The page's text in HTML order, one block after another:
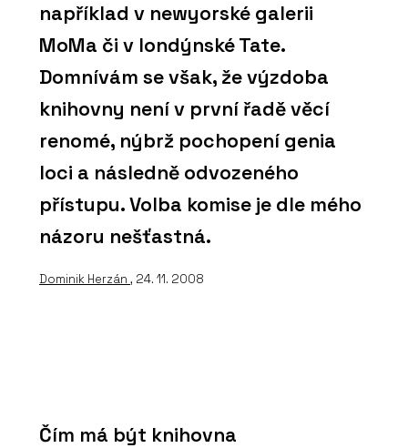
například v newyorské galerii
MoMa či v londýnské Tate.
Domnívám se však, že výzdoba
knihovny není v první řadě věcí
renomé, nýbrž pochopení genia
loci a následně odvozeného
přístupu. Volba komise je dle mého
názoru nešťastná.
Dominik Herzán , 24. 11. 2008
Čím má být knihovna